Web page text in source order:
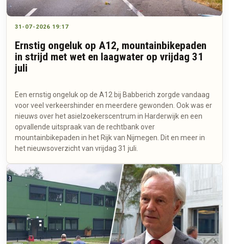
31-07-2026 19:17
Ernstig ongeluk op A12, mountainbikepaden
in strijd met wet en laagwater op vrijdag 31
juli
Een ernstig ongeluk op de A12 bij Babberich zorgde vandaag
voor veel verkeershinder en meerdere gewonden. Ook was er
nieuws over het asielzoekerscentrum in Harderwijk en een
opvallende uitspraak van de rechtbank over
mountainbikepaden in het Rijk van Nijmegen. Dit en meer in
het nieuwsoverzicht van vrijdag 31 juli.